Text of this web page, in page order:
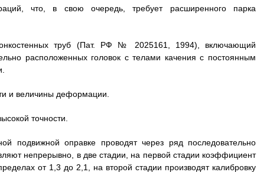
что, в свою очередь, требует расширенного парка
труб (Пат. РФ № 2025161, 1994), включающий
расположенных головок с телами качения с постоянным
и величины деформации.
точности.
подвижной оправке проводят через ряд последовательно
непрерывно, в две стадии, на первой стадии коэффициент
от 1,3 до 2,1, на второй стадии производят калибровку